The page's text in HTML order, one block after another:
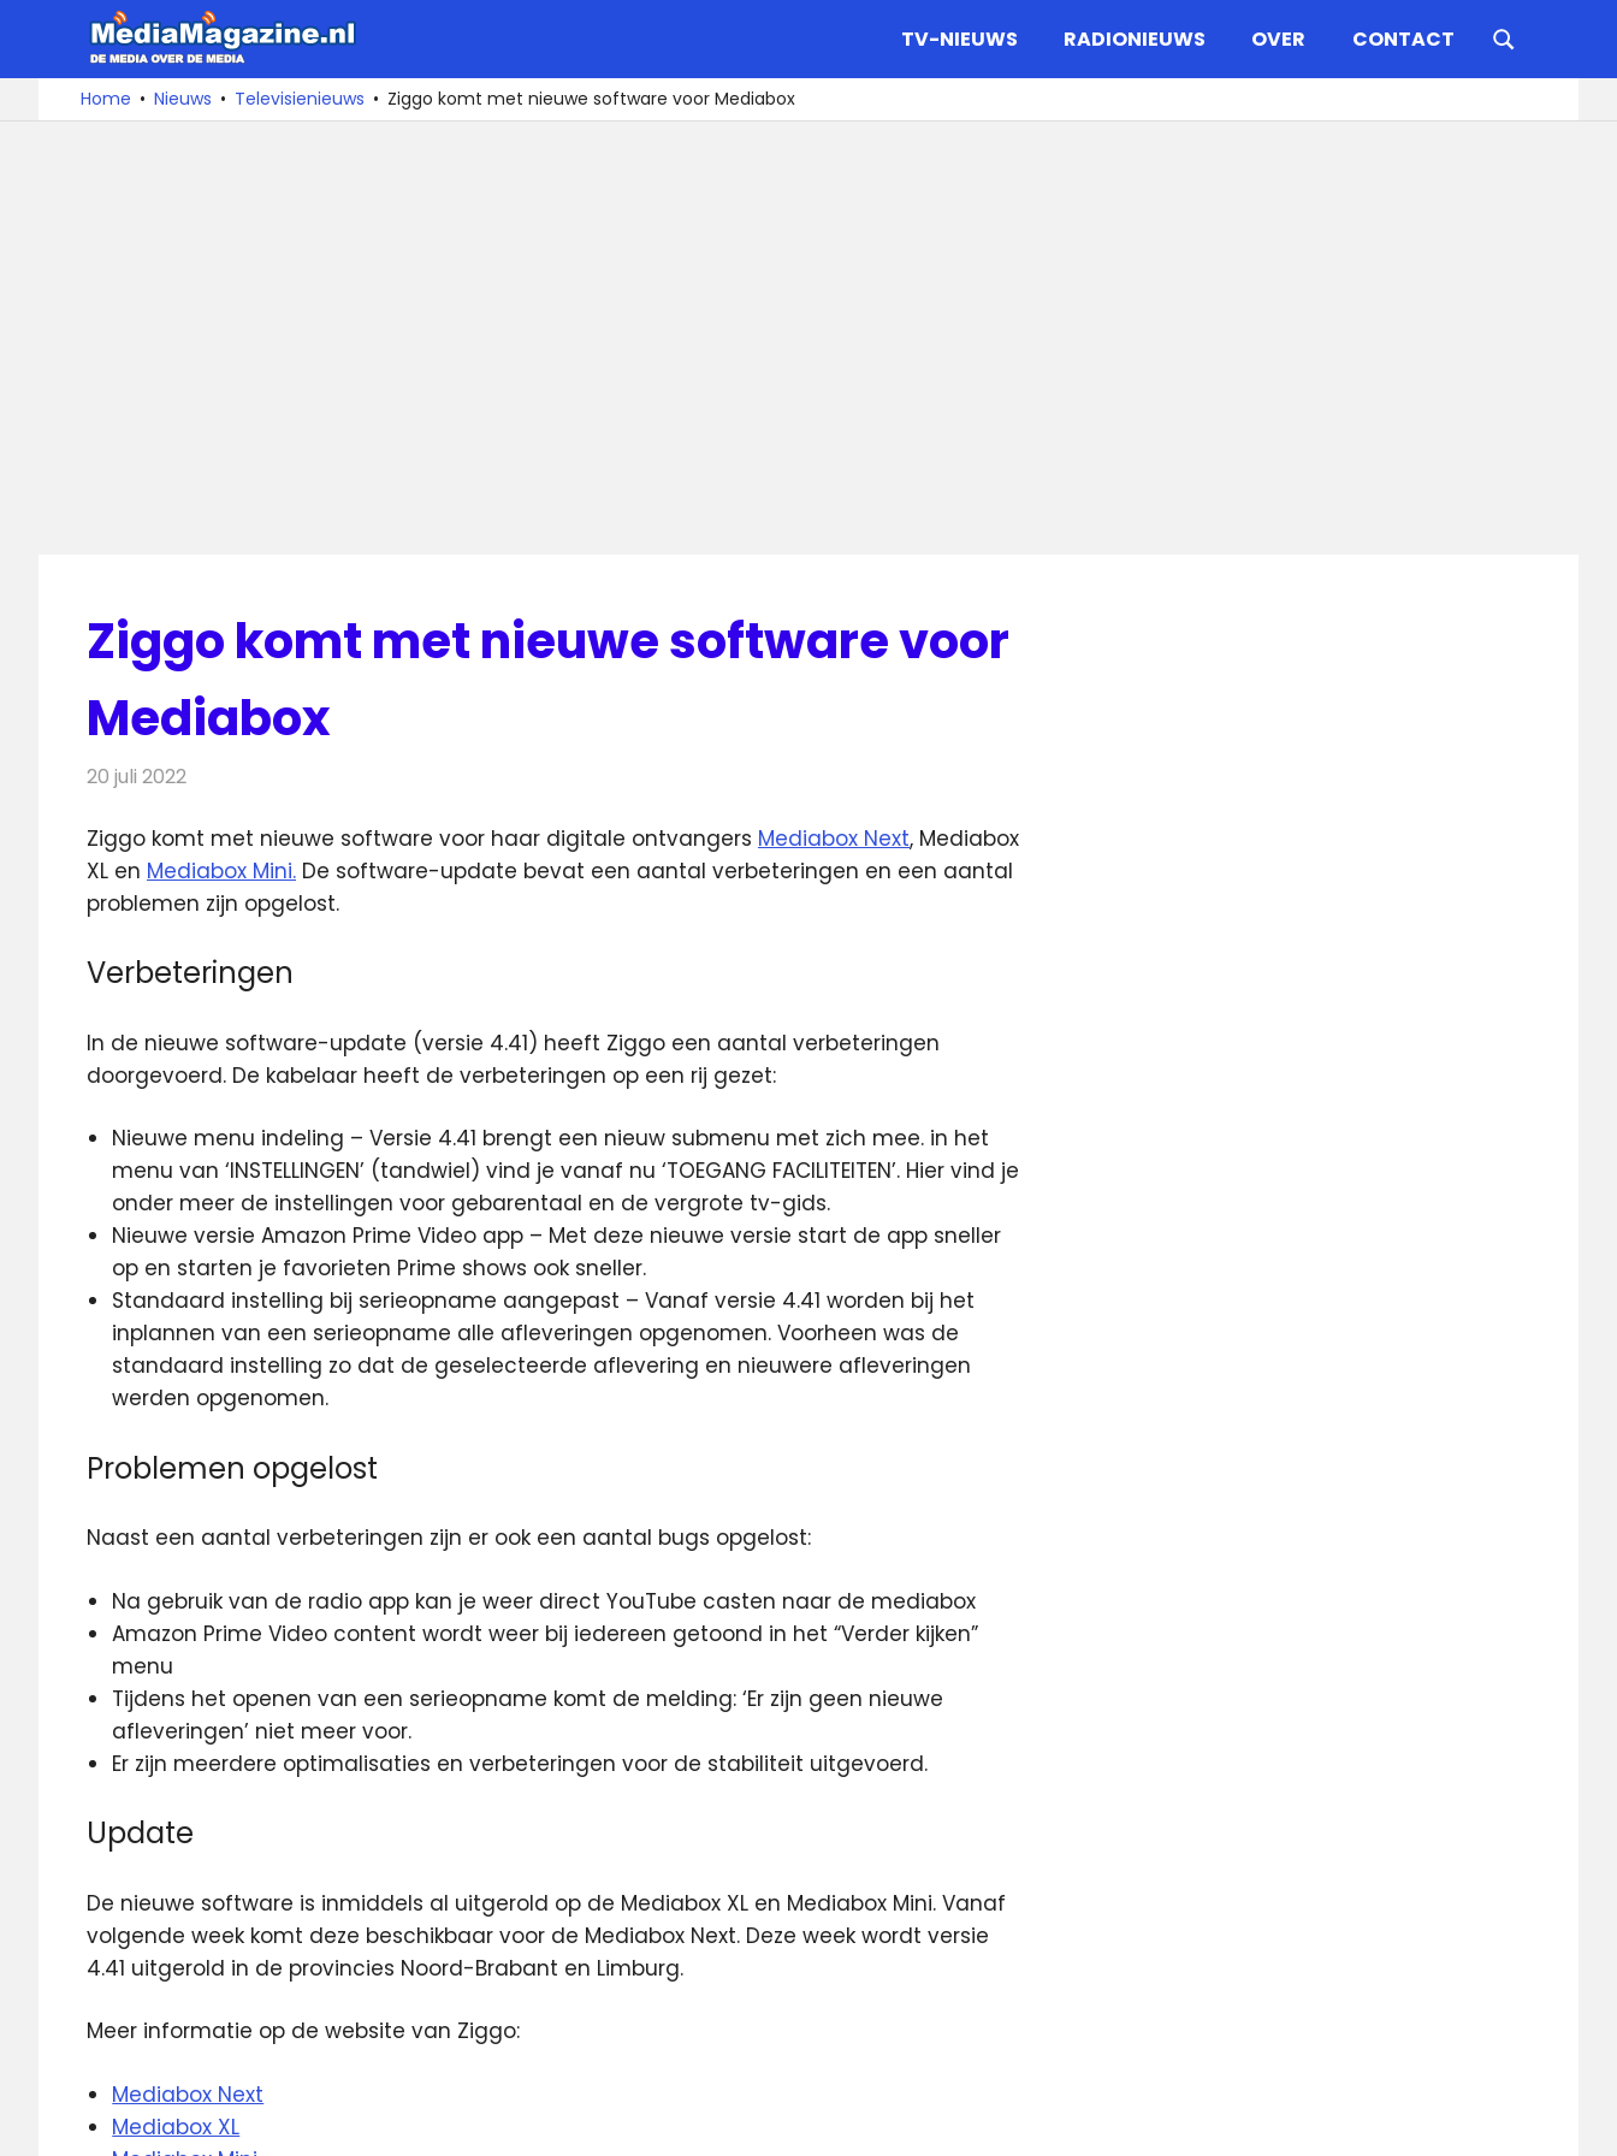
naar
De
media
over
TV-NIEUWS RADIONIEUWS OVER CONTACT
Home Nieuws Televisienieuws Ziggo komt met nieuwe software voor Mediabox
Ziggo komt met nieuwe software voor
Mediabox
20 juli 2022
Ziggo komt met nieuwe software voor haar digitale ontvangers Mediabox Next, Mediabox
XL en Mediabox Mini. De software-update bevat een aantal verbeteringen en een aantal
problemen zijn opgelost.
Verbeteringen
In de nieuwe software-update (versie 4.41) heeft Ziggo een aantal verbeteringen
doorgevoerd. De kabelaar heeft de verbeteringen op een rij gezet:
Nieuwe menu indeling – Versie 4.41 brengt een nieuw submenu met zich mee. in het
menu van ‘INSTELLINGEN’ (tandwiel) vind je vanaf nu ‘TOEGANG FACILITEITEN’. Hier vind je
onder meer de instellingen voor gebarentaal en de vergrote tv-gids.
Nieuwe versie Amazon Prime Video app – Met deze nieuwe versie start de app sneller
op en starten je favorieten Prime shows ook sneller.
Standaard instelling bij serieopname aangepast – Vanaf versie 4.41 worden bij het
inplannen van een serieopname alle afleveringen opgenomen. Voorheen was de
standaard instelling zo dat de geselecteerde aflevering en nieuwere afleveringen
werden opgenomen.
Problemen opgelost
Naast een aantal verbeteringen zijn er ook een aantal bugs opgelost:
Na gebruik van de radio app kan je weer direct YouTube casten naar de mediabox
Amazon Prime Video content wordt weer bij iedereen getoond in het “Verder kijken”
menu
Tijdens het openen van een serieopname komt de melding: ‘Er zijn geen nieuwe
afleveringen’ niet meer voor.
Er zijn meerdere optimalisaties en verbeteringen voor de stabiliteit uitgevoerd.
Update
De nieuwe software is inmiddels al uitgerold op de Mediabox XL en Mediabox Mini. Vanaf
volgende week komt deze beschikbaar voor de Mediabox Next. Deze week wordt versie
4.41 uitgerold in de provincies Noord-Brabant en Limburg.
Meer informatie op de website van Ziggo:
Mediabox Next
Mediabox XL